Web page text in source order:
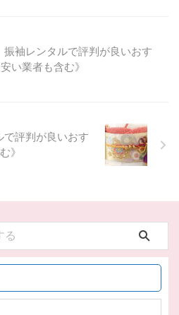
振袖レンタルで評判が良いおす
い業者も含む》
で評判が良いおす
》